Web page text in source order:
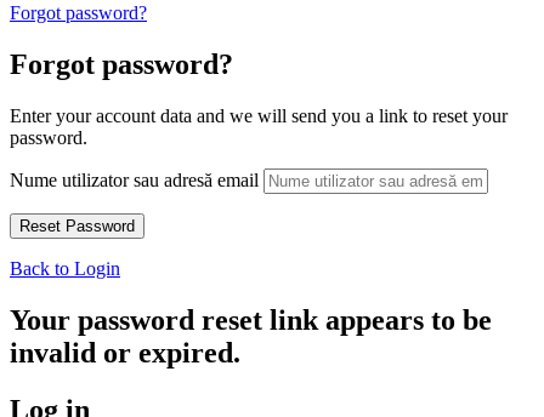
Forgot password?
Forgot password?
Enter your account data and we will send you a link to reset your
password.
Nume utilizator sau adresă email
Back to Login
Your password reset link appears to be
invalid or expired.
Log in